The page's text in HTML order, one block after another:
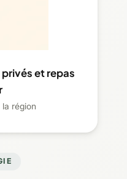
et repas
région